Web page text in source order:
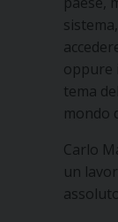
oppure
tema
mondo
Carlo
un